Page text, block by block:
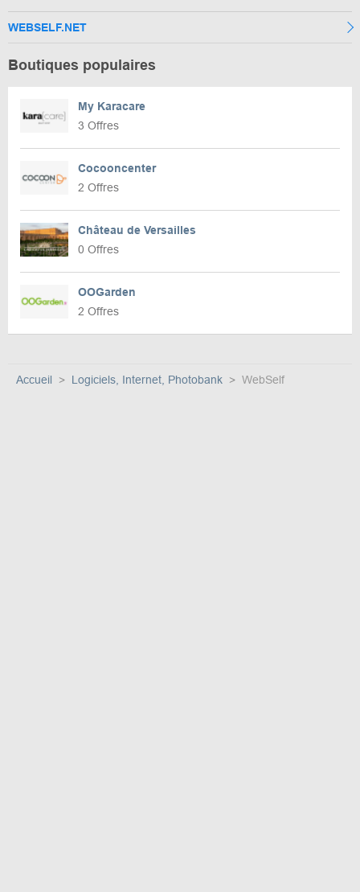
WEBSELF.NET
Boutiques populaires
My Karacare
3 Offres
Cocooncenter
2 Offres
Château de Versailles
0 Offres
OOGarden
2 Offres
Accueil Logiciels, Internet, Photobank WebSelf